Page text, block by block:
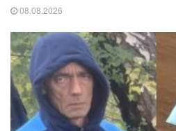
08.08.2026